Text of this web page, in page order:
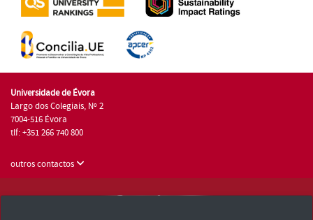
Universidade de Évora
Largo dos Colegiais, Nº 2
7004-516 Évora
tlf: +351 266 740 800
outros contactos